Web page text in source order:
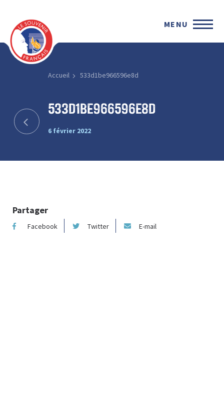
MENU
Accueil 533d1be966596e8d
533d1be966596e8d
6 février 2022
Partager
Facebook Twitter E-mail